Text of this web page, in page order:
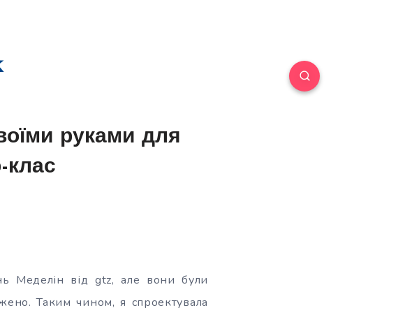
руками для
клас
Меделін від gtz, але вони були
Таким чином, я спроектувала